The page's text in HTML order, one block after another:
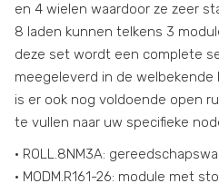
en 4 wielen waardoor ze zeer
8 laden kunnen telkens 3
deze set wordt een complete
meegeleverd in de welbekende
is er ook nog voldoende open
te vullen naar uw specifieke
• ROLL.8NM3A:
• MODM.R161-26: module met